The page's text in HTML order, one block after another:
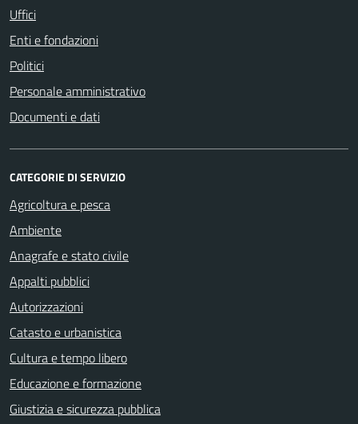
Uffici
Enti e fondazioni
Politici
Personale amministrativo
Documenti e dati
CATEGORIE DI SERVIZIO
Agricoltura e pesca
Ambiente
Anagrafe e stato civile
Appalti pubblici
Autorizzazioni
Catasto e urbanistica
Cultura e tempo libero
Educazione e formazione
Giustizia e sicurezza pubblica